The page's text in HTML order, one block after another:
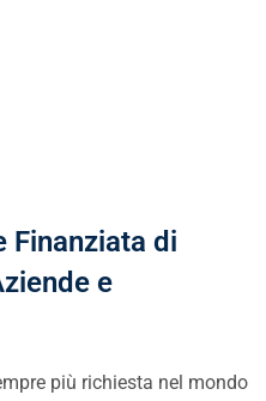
Finanziata di
e
più richiesta nel mondo